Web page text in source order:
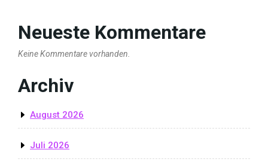
Neueste Kommentare
Keine Kommentare vorhanden.
Archiv
August 2026
Juli 2026